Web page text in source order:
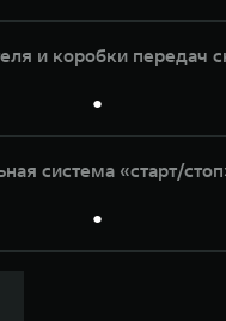
и коробки передач
●
система «старт/
●